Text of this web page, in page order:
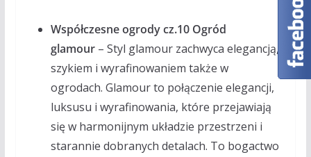
Współczesne ogrody cz.10 Ogród
glamour – Styl glamour zachwyca elegancją,
szykiem i wyrafinowaniem także w
ogrodach. Glamour to połączenie elegancji,
luksusu i wyrafinowania, które przejawiają
się w harmonijnym układzie przestrzeni i
starannie dobranych detalach. To bogactwo